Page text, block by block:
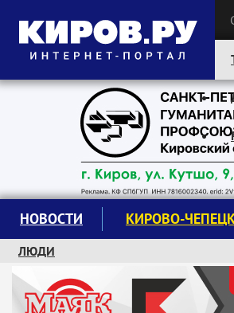
Следите за новостями:
НОВОСТИ КИРОВО-
ЛЮДИ
КРУЖКИ И СЕКЦИИ
ЗАВОДУ "МАЯК" 85 ЛЕТ